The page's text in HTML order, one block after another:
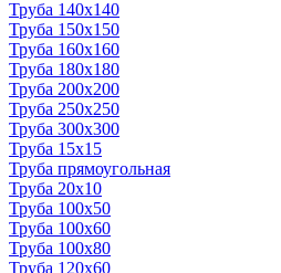
Труба 140x140
Труба 150x150
Труба 160x160
Труба 180x180
Труба 200x200
Труба 250x250
Труба 300x300
Труба 15x15
Труба прямоугольная
Труба 20x10
Труба 100x50
Труба 100x60
Труба 100x80
Труба 120x60